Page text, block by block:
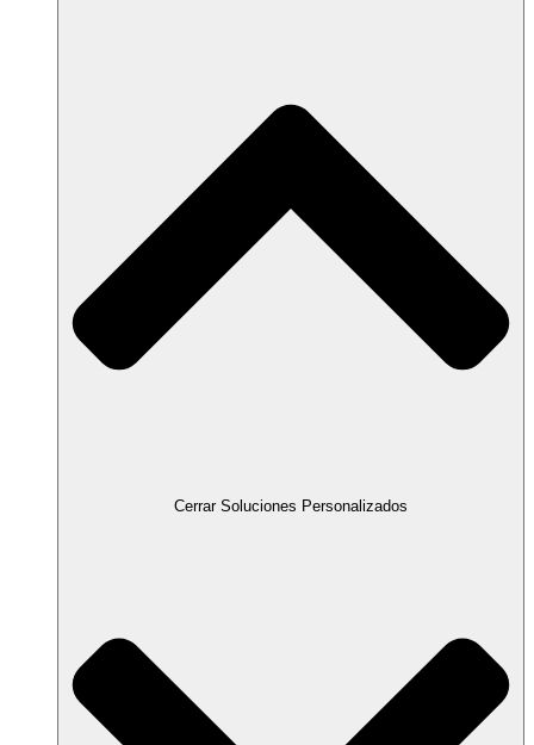
Cerrar Soluciones Personalizados